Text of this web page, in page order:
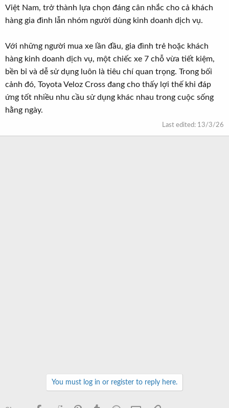
Việt Nam, trở thành lựa chọn đáng cân nhắc cho cả khách
hàng gia đình lẫn nhóm người dùng kinh doanh dịch vụ.
Với những người mua xe lần đầu, gia đình trẻ hoặc khách
hàng kinh doanh dịch vụ, một chiếc xe 7 chỗ vừa tiết kiệm,
bền bỉ và dễ sử dụng luôn là tiêu chí quan trọng. Trong bối
cảnh đó, Toyota Veloz Cross đang cho thấy lợi thế khi đáp
ứng tốt nhiều nhu cầu sử dụng khác nhau trong cuộc sống
hằng ngày.
Last edited: 13/3/26
You must log in or register to reply here.